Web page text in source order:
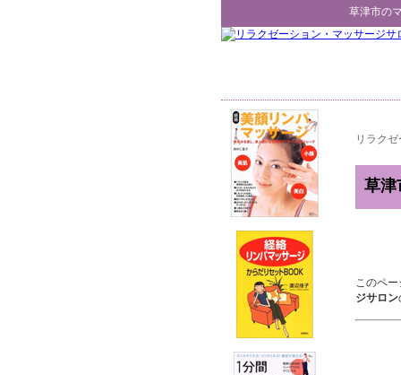
草津市の
リラク
草津
このペ
ジサロン